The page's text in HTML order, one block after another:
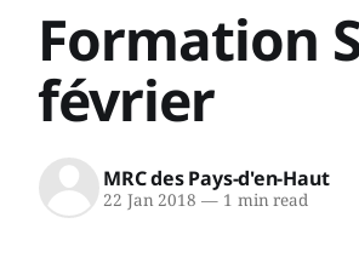
Formation
février
MRC des Pays-d'en-Haut
22 Jan 2018 —1 min read